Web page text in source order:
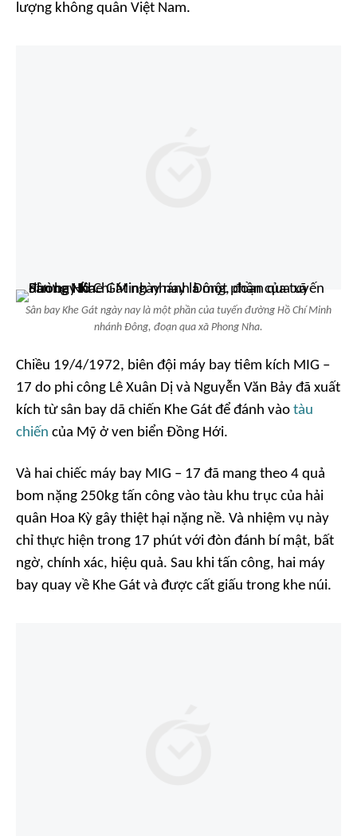
lượng không quân Việt Nam.
Sân bay Khe Gát ngày nay là một phần của tuyến đường Hồ Chí Minh
nhánh Đông, đoạn qua xã Phong Nha.
Chiều 19/4/1972, biên đội máy bay tiêm kích MIG –
17 do phi công Lê Xuân Dị và Nguyễn Văn Bảy đã xuất
kích từ sân bay dã chiến Khe Gát để đánh vào tàu
chiến của Mỹ ở ven biển Đồng Hới.
Và hai chiếc máy bay MIG – 17 đã mang theo 4 quả
bom nặng 250kg tấn công vào tàu khu trục của hải
quân Hoa Kỳ gây thiệt hại nặng nề. Và nhiệm vụ này
chỉ thực hiện trong 17 phút với đòn đánh bí mật, bất
ngờ, chính xác, hiệu quả. Sau khi tấn công, hai máy
bay quay về Khe Gát và được cất giấu trong khe núi.